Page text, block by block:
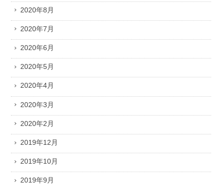
2020年8月
2020年7月
2020年6月
2020年5月
2020年4月
2020年3月
2020年2月
2019年12月
2019年10月
2019年9月